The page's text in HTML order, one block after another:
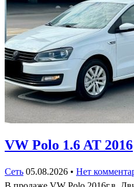
VW Polo 1.6 AT 2016
Сеть 05.08.2026 • Нет